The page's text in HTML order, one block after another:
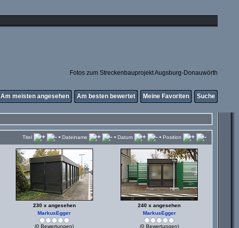
Fotos zum Streckenbauprojekt Augsburg-Donauwörth
Am meisten angesehen Am besten bewertet Meine Favoriten Suche
Titel • Dateiname • Datum • Position
230 x angesehen
MarkusEgger
(0 Bewertungen)
240 x angesehen
MarkusEgger
(0 Bewertungen)